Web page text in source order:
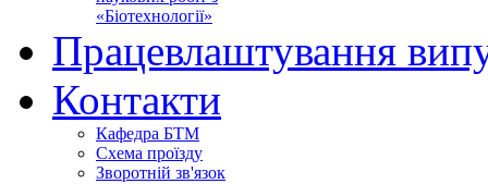
«Біотехнології»
Працевлаштування
Контакти
Кафедра БТМ
Схема проїзду
Зворотній зв'язок